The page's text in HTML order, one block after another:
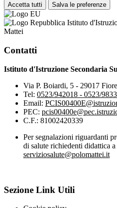
Accetta tutti Salva le preferenze
Istituto
Mattei
Contatti
Istituto d'Istruzione Secondaria
Via P. Boiardi, 5 - 29017
Tel: 0523/942018 - 0523/
Email:
PEC:
C.F.: 81002420339
Per segnalazioni riguardanti
di salute richiedenti didattica
serviziosalute@polomattei.it
Sezione Link Utili